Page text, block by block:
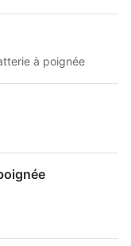
à poignée